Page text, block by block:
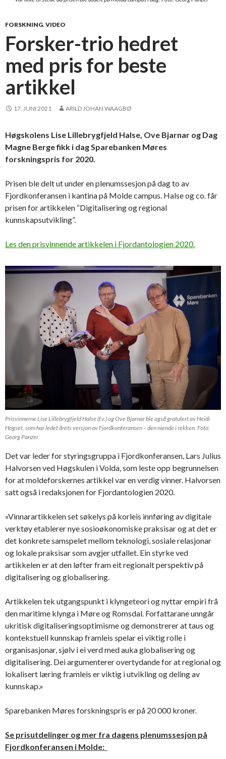
FORSKNING, VIDEO
Forsker-trio hedret
med pris for beste
artikkel
17. JUNI 2021 ARILD JOHAN WAAGBØ
Høgskolens Lise Lillebrygfjeld Halse, Ove Bjarnar og Dag
Magne Berge fikk i dag Sparebanken Møres
forskningspris for 2020.
Prisen ble delt ut under en plenumssesjon på dag to av
Fjordkonferansen i kantina på Molde campus. Halse og co. får
prisen for artikkelen “Digitalisering og regional
kunnskapsutvikling”.
Les den prisvinnende artikkelen i Fjordantologien 2020.
Prisvinnerne Lise Lillebrygfjeld Halse (f.v.) og Ove Bjarnar ble også gratulert av Heidi
Hogset, som har ledet årets versjon av Fjordkonferansen – den niende i rekken. Foto:
Georg Panzer
Det var leder for styringsgruppa i Fjordkonferansen, Lars Julius
Halvorsen ved Høgskulen i Volda, som leste opp begrunnelsen
for at moldeforskernes artikkel var en verdig vinner. Halvorsen
satt også i redaksjonen for Fjordantologien 2020.
«Vinnarartikkelen set søkelys på korleis innføring av digitale
verktøy etablerer nye sosioøkonomiske praksisar og at det er
det konkrete samspelet mellom teknologi, sosiale relasjonar
og lokale praksisar som avgjer utfallet. Ein styrke ved
artikkelen er at den løfter fram eit regionalt perspektiv på
digitalisering og globalisering.
Artikkelen tek utgangspunkt i klyngeteori og nyttar empiri frå
den maritime klynga i Møre og Romsdal. Forfattarane unngår
ukritisk digitaliseringsoptimisme og demonstrerer at taus og
kontekstuell kunnskap framleis spelar ei viktig rolle i
organisasjonar, sjølv i ei verd med auka globalisering og
digitalisering. Dei argumenterer overtydande for at regional og
lokalisert læring framleis er viktig i utvikling og deling av
kunnskap.»
Sparebanken Møres forskningspris er på 20 000 kroner.
Se prisutdelinger og mer fra dagens plenumssesjon på
Fjordkonferansen i Molde: